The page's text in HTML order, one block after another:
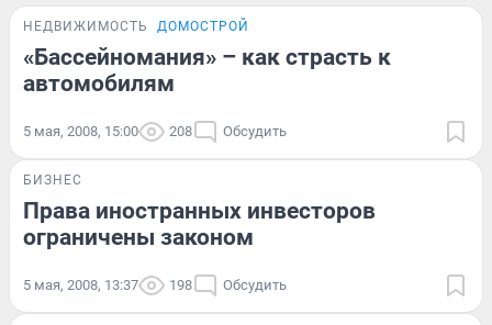
НЕДВИЖИМОСТЬ ДОМОСТРОЙ
«Бассейномания» – как страсть к
автомобилям
5 мая, 2008, 15:00 208 Обсудить
БИЗНЕС
Права иностранных инвесторов
ограничены законом
5 мая, 2008, 13:37 198 Обсудить